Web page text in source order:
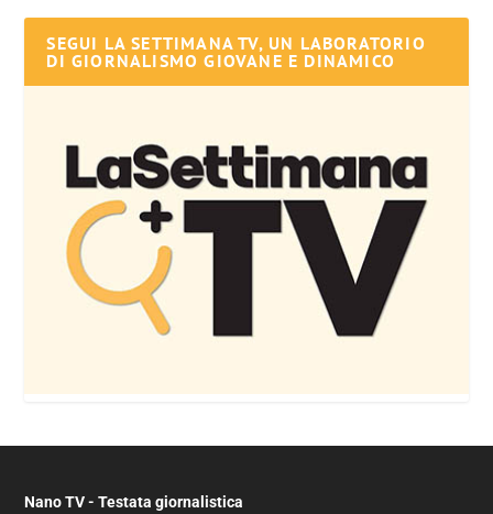
SEGUI LA SETTIMANA TV, UN LABORATORIO
DI GIORNALISMO GIOVANE E DINAMICO
Nano TV - Testata giornalistica